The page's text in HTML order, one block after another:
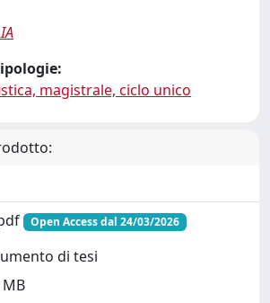
magistrale, ciclo unico
Open Access dal 24/03/2026
di tesi